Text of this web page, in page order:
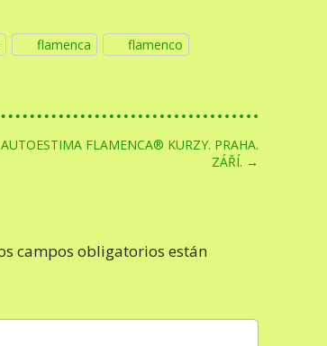
flamenca
flamenco
FLAMENCA® KURZY. PRAHA.
ZÁŘÍ. →
campos obligatorios están